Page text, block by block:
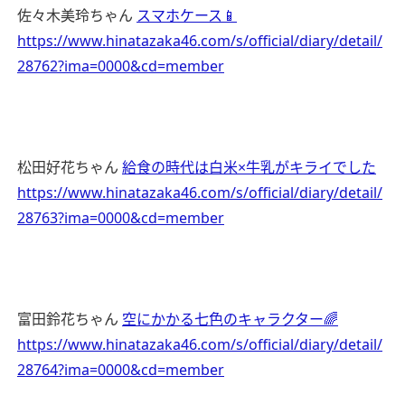
佐々木美玲ちゃん スマホケース📱
https://www.hinatazaka46.com/s/official/diary/detail/
28762?ima=0000&cd=member
松田好花ちゃん 給食の時代は白米×牛乳がキライでした
https://www.hinatazaka46.com/s/official/diary/detail/
28763?ima=0000&cd=member
富田鈴花ちゃん 空にかかる七色のキャラクター🌈
https://www.hinatazaka46.com/s/official/diary/detail/
28764?ima=0000&cd=member